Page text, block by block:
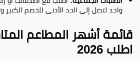
واحد لتصل إلى الحد الأدنى للخصم
قائمة أشهر المطاعم
اطلب 2026